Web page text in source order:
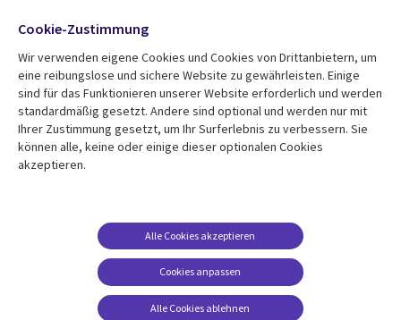
Mediathek
Library
GERMANY
Aktuelles
Rechtliches
Beschwerden/Hinweise
Compliance
Datenschutz
Impressum
Folgen Sie uns
Social
Media
GERMANY
Cookie-Zustimmung
Wir verwenden eigene Cookies und Cookies von Drittanbietern, um
eine reibungslose und sichere Website zu gewährleisten. Einige
sind für das Funktionieren unserer Website erforderlich und werden
standardmäßig gesetzt. Andere sind optional und werden nur mit
Ihrer Zustimmung gesetzt, um Ihr Surferlebnis zu verbessern. Sie
können alle, keine oder einige dieser optionalen Cookies
akzeptieren.
Cookies anpassen
Alle Cookies akzeptieren
Alle Cookies ablehnen